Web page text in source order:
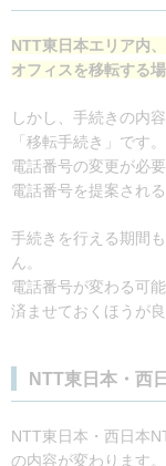
NTT東日本エリア内
オフィスを移転する
しかし、手続きの内
「移転手続き」です。
電話番号の変更が必
電話番号を提案され
手続きを行える期間
ん。
電話番号が変わる可
済ませておくほうが
NTT東日本・西
NTT東日本・西日本
の内容が変わります。